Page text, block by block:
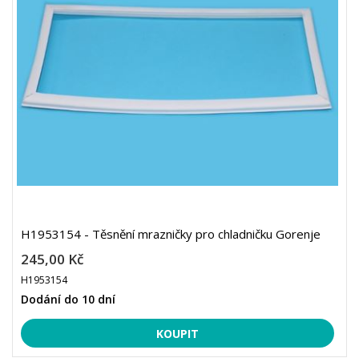
H1953154 - Těsnění mrazničky pro chladničku Gorenje
245,00 Kč
H1953154
Dodání do 10 dní